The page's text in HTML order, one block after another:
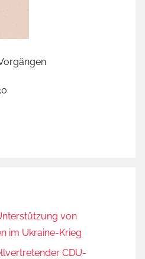
von
im Ukraine-Krieg
CDU-